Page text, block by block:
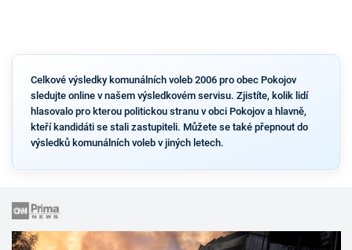
Celkové výsledky komunálních voleb 2006 pro obec Pokojov
sledujte online v našem výsledkovém servisu. Zjistíte, kolik lidí
hlasovalo pro kterou politickou stranu v obci Pokojov a hlavně,
kteří kandidáti se stali zastupiteli. Můžete se také přepnout do
výsledků komunálních voleb v jiných letech.